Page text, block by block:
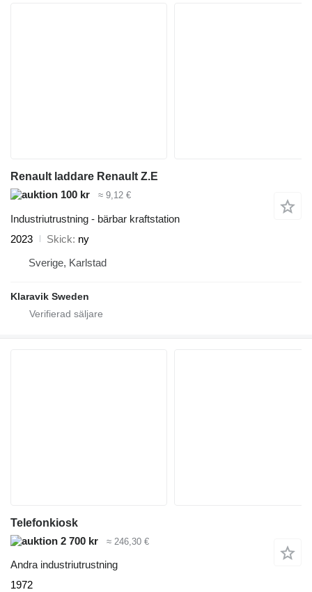
Renault laddare Renault Z.E
100 kr
≈ 9,12 €
Industriutrustning - bärbar kraftstation
2023
Skick ny
Sverige, Karlstad
Klaravik Sweden
Telefonkiosk
2 700 kr
≈ 246,30 €
Andra industriutrustning
1972